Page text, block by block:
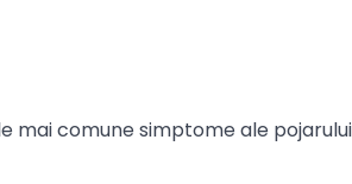
mai comune simptome ale pojarului